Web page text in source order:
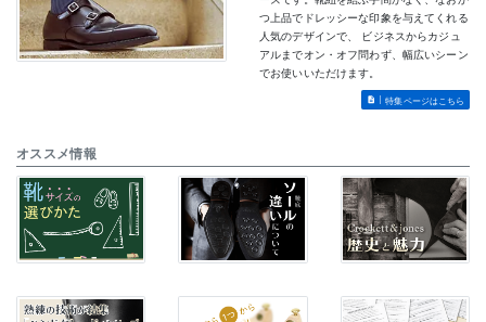
つ上品でドレッシーな印象を与えてくれる
人気のデザインで、 ビジネスからカジュ
アルまでオン・オフ問わず、幅広いシーン
でお使いいただけます。
特集ページはこちら
オススメ情報